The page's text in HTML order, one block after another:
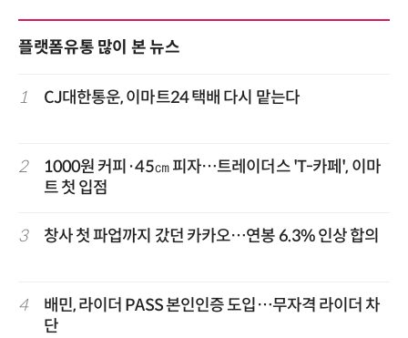
플랫폼유통 많이 본 뉴스
1 CJ대한통운, 이마트24 택배 다시 맡는다
2
1000원 커피·45㎝ 피자…트레이더스 'T-카페', 이마
트 첫 입점
3 창사 첫 파업까지 갔던 카카오…연봉 6.3% 인상 합의
4
배민, 라이더 PASS 본인인증 도입…무자격 라이더 차
단